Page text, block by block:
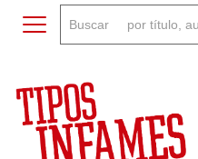
Toggle navigation